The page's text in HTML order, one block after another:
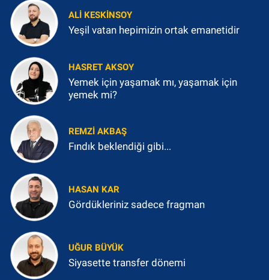
ALI KESKINSOY
Yeşil vatan hepimizin ortak emanetidir
HASRET AKSOY
Yemek için yaşamak mı, yaşamak için
yemek mi?
REMZI AKBAŞ
Fındık beklendiği gibi...
HASAN KAR
Gördükleriniz sadece fragman
UĞUR BÜYÜK
Siyasette transfer dönemi